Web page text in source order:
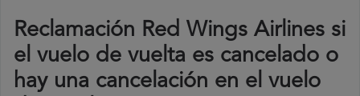
Reclamación Red Wings Airlines si
el vuelo de vuelta es cancelado o
hay una cancelación en el vuelo